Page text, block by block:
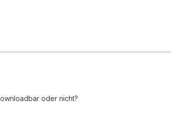
oder nicht?